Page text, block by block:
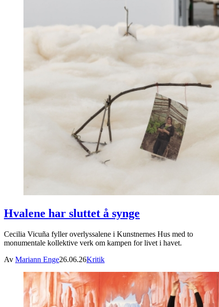
Hvalene har sluttet å synge
Cecilia Vicuña fyller overlyssalene i Kunstnernes Hus med to
monumentale kollektive verk om kampen for livet i havet.
Av Mariann Enge26.06.26Kritik